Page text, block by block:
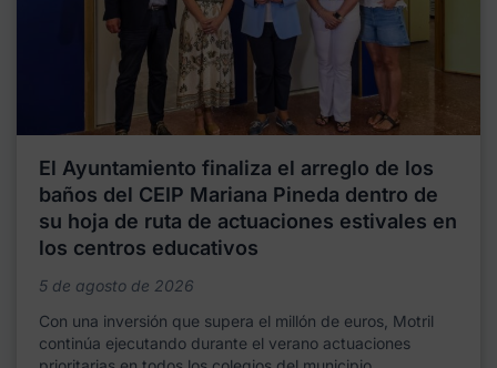
El Ayuntamiento finaliza el arreglo de los
baños del CEIP Mariana Pineda dentro de
su hoja de ruta de actuaciones estivales en
los centros educativos
5 de agosto de 2026
Con una inversión que supera el millón de euros, Motril
continúa ejecutando durante el verano actuaciones